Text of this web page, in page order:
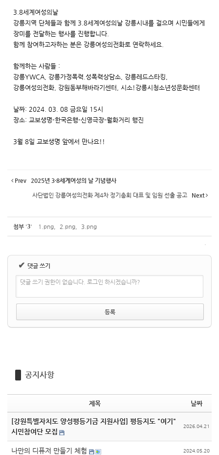
3.8세계여성의날
강릉지역 단체들과 함께 3.8세계여성의날 강릉시내를 걸으며 시민들에게
장미를 전달하는 행사를 진행합니다.
함께 참여하고자하는 분은 강릉여성의전화로 연락하세요.
함께하는 사람들 :
강릉YWCA, 강릉가정폭력.성폭력상담소, 강릉레드스타킹,
강릉여성의전화, 강원동부해바라기센터, 시소!강릉시청소년성문화센터
날짜: 2024. 03. 08 금요일 15시
장소: 교보생명-한국은행-신영극장-월화거리 행진
3월 8일 교보생명 앞에서 만나요!!
Prev 2025년 3·8세계여성의 날 기념행사
사단법인 강릉여성의전화 제4차 정기총회 대표 및 임원 선출 공고 Next
첨부 '3' 1.png 2.png 3.png
✔ 댓글 쓰기
댓글 쓰기 권한이 없습니다. 로그인 하시겠습니까?
공지사항
제목 날짜
[강원특별자치도 양성평등기금 지원사업] 평등지도 "여기"
시민참여단 모집
2026.04.21
나만의 디퓨저 만들기 체험 2024.05.20